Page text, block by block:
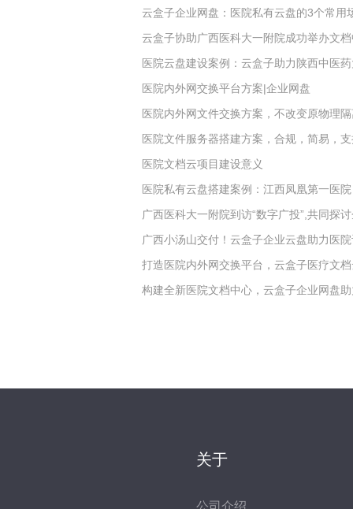
云盒子企业网盘：医院私有云盘的3个常用
云盒子协助广西医科大一附院成功举办文
医院云盘建设案例：云盒子助力陕西中医
医院内外网交换平台方案|企业网盘
医院内外网文件交换方案，不改变原物理
医院文件服务器搭建方案，合规，简易，
医院文档云项目建设意义
医院私有云盘搭建案例：江西凤凰第一医院
广西医科大一附院到访“数字广投”,共同探
广西小汤山交付！云盒子企业云盘助力医
打造医院内外网交换平台，云盒子医疗文
构建全新医院文档中心，云盒子企业网盘
关于
公司介绍